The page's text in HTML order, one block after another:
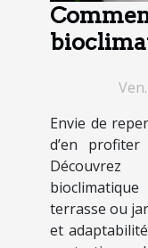
Envie de
d’en
terrasse ou
et